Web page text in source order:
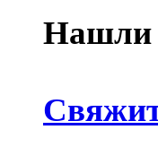
Нашли